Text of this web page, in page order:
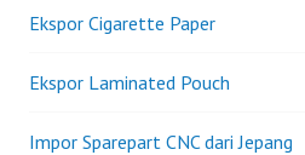
Ekspor Cigarette Paper
Ekspor Laminated Pouch
Impor Sparepart CNC dari Jepang